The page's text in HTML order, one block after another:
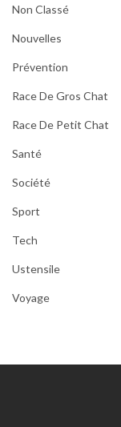
Non Classé
Nouvelles
Prévention
Race De Gros Chat
Race De Petit Chat
Santé
Société
Sport
Tech
Ustensile
Voyage